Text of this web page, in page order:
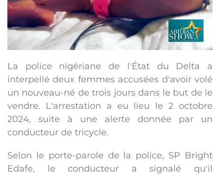
La police nigériane de l'État du Delta a
interpellé deux femmes accusées d'avoir volé
un nouveau-né de trois jours dans le but de le
vendre. L'arrestation a eu lieu le 2 octobre
2024, suite à une alerte donnée par un
conducteur de tricycle.
Selon le porte-parole de la police, SP Bright
Edafe, le conducteur a signalé qu'il